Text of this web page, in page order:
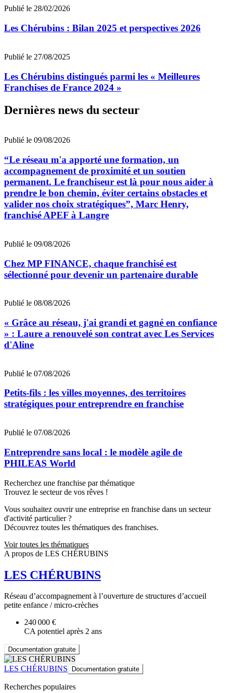
Publié le 28/02/2026
Les Chérubins : Bilan 2025 et perspectives 2026
Publié le 27/08/2025
Les Chérubins distingués parmi les « Meilleures
Franchises de France 2024 »
Dernières news du secteur
Publié le 09/08/2026
“Le réseau m'a apporté une formation, un
accompagnement de proximité et un soutien
permanent. Le franchiseur est là pour nous aider à
prendre le bon chemin, éviter certains obstacles et
valider nos choix stratégiques”, Marc Henry,
franchisé APEF à Langre
Publié le 09/08/2026
Chez MP FINANCE, chaque franchisé est
sélectionné pour devenir un partenaire durable
Publié le 08/08/2026
« Grâce au réseau, j'ai grandi et gagné en confiance
» : Laure a renouvelé son contrat avec Les Services
d'Aline
Publié le 07/08/2026
Petits-fils : les villes moyennes, des territoires
stratégiques pour entreprendre en franchise
Publié le 07/08/2026
Entreprendre sans local : le modèle agile de
PHILEAS World
Recherchez une franchise par thématique
Trouvez le secteur de vos rêves !
Vous souhaitez ouvrir une entreprise en franchise dans un secteur
d'activité particulier ?
Découvrez toutes les thématiques des franchises.
Voir toutes les thématiques
A propos de LES CHÉRUBINS
LES CHÉRUBINS
Réseau d’accompagnement à l’ouverture de structures d’accueil
petite enfance / micro-crèches
240 000 €
CA potentiel après 2 ans
Documentation gratuite
LES CHÉRUBINS Documentation gratuite
Recherches populaires